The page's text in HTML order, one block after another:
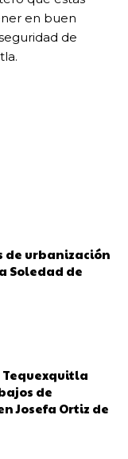
en buen
de
de urbanización
Soledad de
de
Josefa Ortiz de